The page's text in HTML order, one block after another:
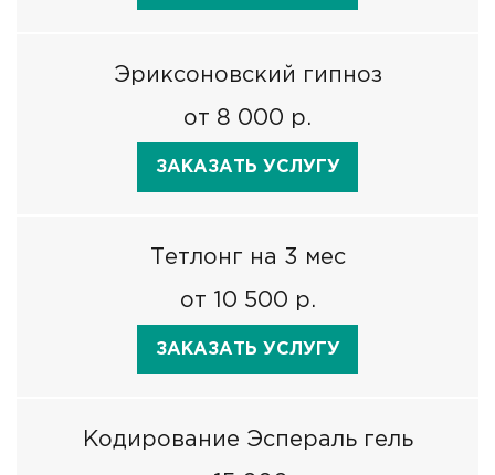
Эриксоновский гипноз
от 8 000 р.
ЗАКАЗАТЬ УСЛУГУ
Тетлонг на 3 мес
от 10 500 р.
ЗАКАЗАТЬ УСЛУГУ
Кодирование Эспераль гель